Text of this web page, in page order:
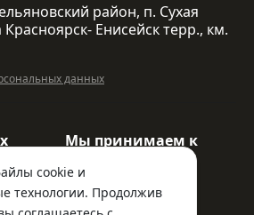
cookie и
технологии. Продолжив
район, п. Сухая
Енисейск терр., км.
данных
Мы принимаем к